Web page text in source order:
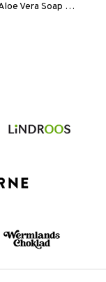
Urtekram Aloe Vera Soap Bar